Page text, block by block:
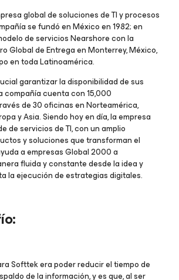
global de soluciones de TI y procesos
se fundó en México en 1982; en
de servicios Nearshore con la
Global de Entrega en Monterrey, México,
en toda Latinoamérica.
garantizar la disponibilidad de sus
compañía cuenta con 15,000
de 30 oficinas en Norteamérica,
y Asia. Siendo hoy en día, la empresa
de servicios de TI, con un amplio
y soluciones que transforman el
a empresas Global 2000 a
fluida y constante desde la idea y
la ejecución de estrategias digitales.
Softtek era poder reducir el tiempo de
de la información, y es que, al ser